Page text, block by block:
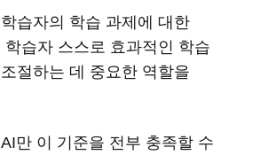
습자의 학습 과제에 대한
습자 스스로 효과적인 학습
절하는 데 중요한 역할을
만 이 기준을 전부 충족할 수